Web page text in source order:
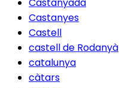
Castanyes
Castell
castell de Rodanyà
catalunya
càtars